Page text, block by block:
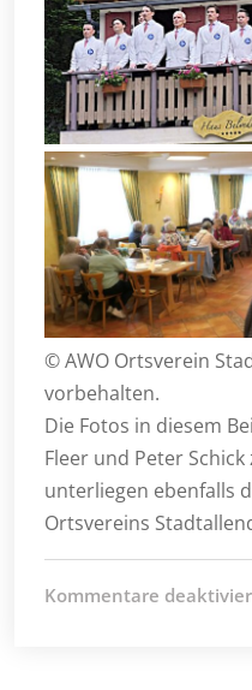
© AWO Ortsverein
vorbehalten.
Die Fotos in diesem
Fleer und Peter
unterliegen ebenfalls
Ortsvereins
Kommentare